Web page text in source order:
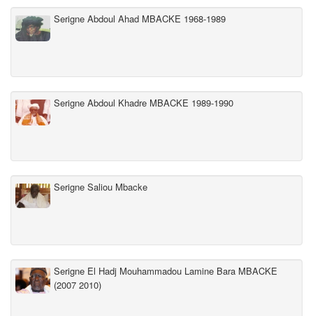
Serigne Abdoul Ahad MBACKE 1968-1989
Serigne Abdoul Khadre MBACKE 1989-1990
Serigne Saliou Mbacke
Serigne El Hadj Mouhammadou Lamine Bara MBACKE
(2007 2010)